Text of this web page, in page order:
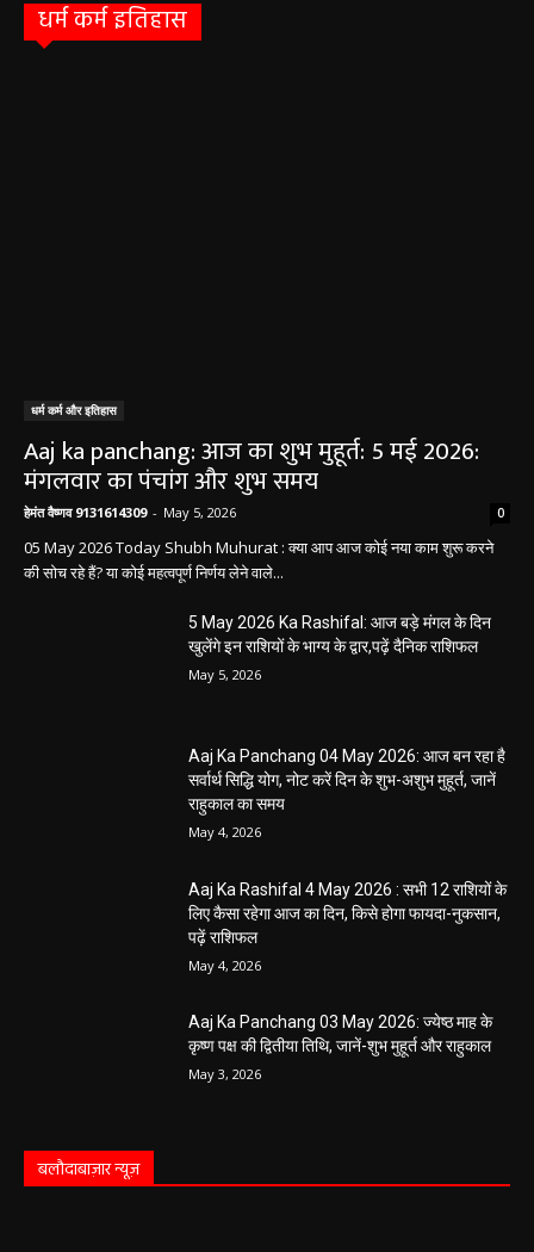
धर्म कर्म इतिहास
धर्म कर्म और इतिहास
Aaj ka panchang: आज का शुभ मुहूर्त: 5 मई 2026:
मंगलवार का पंचांग और शुभ समय
हेमंत वैष्णव 9131614309 - May 5, 2026 0
05 May 2026 Today Shubh Muhurat : क्या आप आज कोई नया काम शुरू करने
की सोच रहे हैं? या कोई महत्वपूर्ण निर्णय लेने वाले...
5 May 2026 Ka Rashifal: आज बड़े मंगल के दिन
खुलेंगे इन राशियों के भाग्य के द्वार,पढ़ें दैनिक राशिफल
May 5, 2026
Aaj Ka Panchang 04 May 2026: आज बन रहा है
सर्वार्थ सिद्धि योग, नोट करें दिन के शुभ-अशुभ मुहूर्त, जानें
राहुकाल का समय
May 4, 2026
Aaj Ka Rashifal 4 May 2026 : सभी 12 राशियों के
लिए कैसा रहेगा आज का दिन, किसे होगा फायदा-नुकसान,
पढ़ें राशिफल
May 4, 2026
Aaj Ka Panchang 03 May 2026: ज्येष्ठ माह के
कृष्ण पक्ष की द्वितीया तिथि, जानें-शुभ मुहूर्त और राहुकाल
May 3, 2026
बलौदाबाज़ार न्यूज़